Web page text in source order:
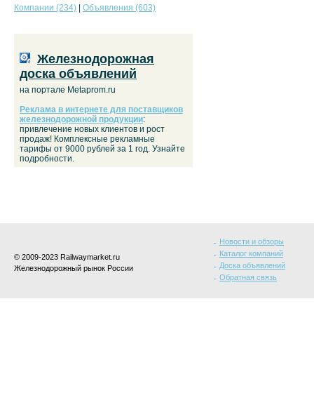
Компании (234)
Объявления (603)
Железнодорожная
доска объявлений
на портале Metaprom.ru
Реклама в интернете для поставщиков
железнодорожной продукции:
привлечение новых клиентов и рост
продаж! Комплексные рекламные
тарифы от 9000 рублей за 1 год. Узнайте
подробности.
© 2009-2023 Railwaymarket.ru
Железнодорожный рынок России
Новости и обзоры
Каталог компаний
Доска объявлений
Обратная связь